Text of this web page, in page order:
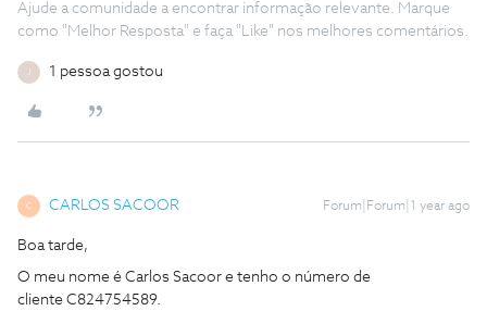
Ajude a comunidade a encontrar informação relevante. Marque
como "Melhor Resposta" e faça "Like" nos melhores comentários.
1 pessoa gostou
C CARLOS SACOOR Forum|Forum|1 year ago
Boa tarde,
O meu nome é Carlos Sacoor e tenho o número de
cliente C824754589.